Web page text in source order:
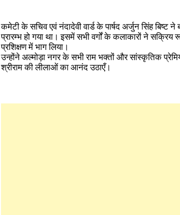
कमेटी के सचिव एवं नंदादेवी वार्ड के पार्षद अर्जुन सिंह
प्रारम्भ हो गया था। इसमें सभी वर्गों के कलाकारों ने
प्रशिक्षण में भाग लिया।
उन्होंने अल्मोड़ा नगर के सभी राम भक्तों और सांस्कृतिक
श्रीराम की लीलाओं का आनंद उठाएँ।